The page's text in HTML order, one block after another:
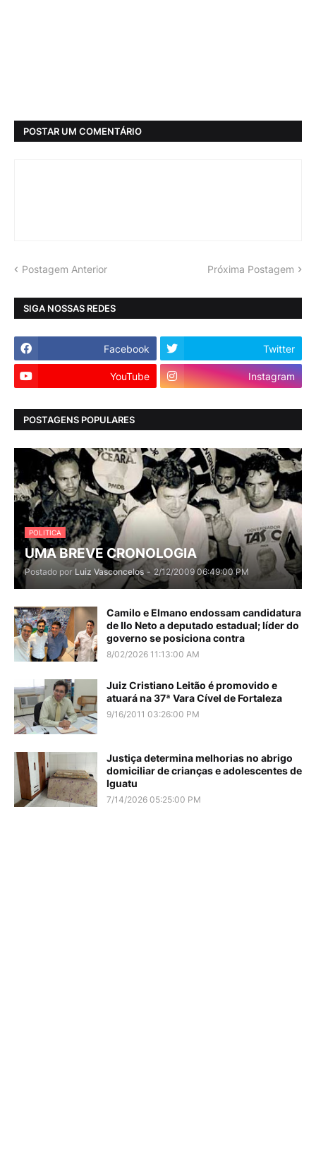
POSTAR UM COMENTÁRIO
Postagem Anterior Próxima Postagem
SIGA NOSSAS REDES
Facebook Twitter
YouTube Instagram
POSTAGENS POPULARES
POLITICA
UMA BREVE CRONOLOGIA
Postado por Luiz Vasconcelos - 2/12/2009 06:49:00 PM
Camilo e Elmano endossam candidatura
de Ilo Neto a deputado estadual; líder do
governo se posiciona contra
8/02/2026 11:13:00 AM
Juiz Cristiano Leitão é promovido e
atuará na 37ª Vara Cível de Fortaleza
9/16/2011 03:26:00 PM
Justiça determina melhorias no abrigo
domiciliar de crianças e adolescentes de
Iguatu
7/14/2026 05:25:00 PM